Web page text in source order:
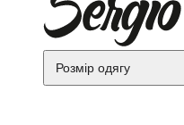
Розмір одягу